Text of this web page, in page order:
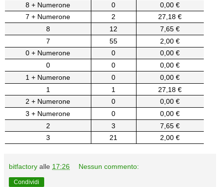
8 + Numerone
0
0,00 €
7 + Numerone
2
27,18 €
8
12
7,65 €
7
55
2,00 €
0 + Numerone
0
0,00 €
0
0
0,00 €
1 + Numerone
0
0,00 €
1
1
27,18 €
2 + Numerone
0
0,00 €
3 + Numerone
0
0,00 €
2
3
7,65 €
3
21 2,00 €
bitfactory alle 17:26 Nessun commento:
Condividi